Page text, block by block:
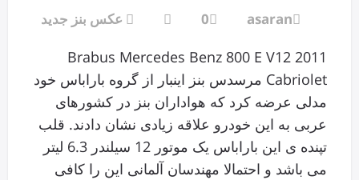
asaran
0 عکس بنز جدید
2011 Brabus Mercedes Benz 800 E V12
Cabriolet مرسدس بنز اینبار از گروه باراباس خود
مدلی عرضه کرد که هواداران بنز در کشورهای
عربی به این خودرو علاقه زیادی نشان دادند. قلب
تپنده ی این باراباس یک موتور 12 سیلندر 6.3 لیتر
می باشد و احتمالا مهندسان آلمانی این را کافی